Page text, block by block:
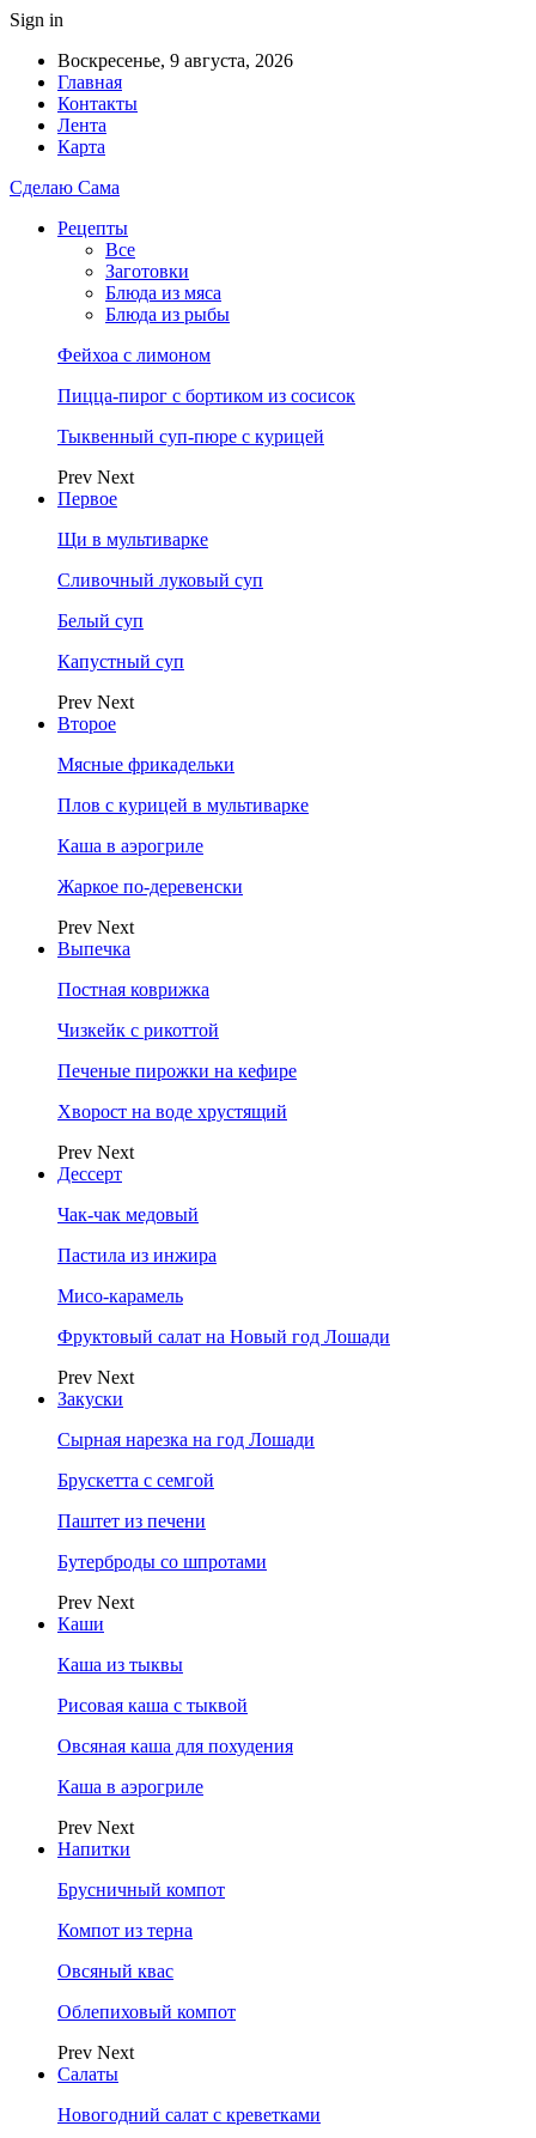
Sign in
Воскресенье, 9 августа, 2026
Главная
Контакты
Лента
Карта
Сделаю Сама
Рецепты
Все
Заготовки
Блюда из мяса
Блюда из рыбы
Фейхоа с лимоном
Пицца-пирог с бортиком из сосисок
Тыквенный суп-пюре с курицей
Prev Next
Первое
Щи в мультиварке
Сливочный луковый суп
Белый суп
Капустный суп
Prev Next
Второе
Мясные фрикадельки
Плов с курицей в мультиварке
Каша в аэрогриле
Жаркое по-деревенски
Prev Next
Выпечка
Постная коврижка
Чизкейк с рикоттой
Печеные пирожки на кефире
Хворост на воде хрустящий
Prev Next
Дессерт
Чак-чак медовый
Пастила из инжира
Мисо-карамель
Фруктовый салат на Новый год Лошади
Prev Next
Закуски
Сырная нарезка на год Лошади
Брускетта с семгой
Паштет из печени
Бутерброды со шпротами
Prev Next
Каши
Каша из тыквы
Рисовая каша с тыквой
Овсяная каша для похудения
Каша в аэрогриле
Prev Next
Напитки
Брусничный компот
Компот из терна
Овсяный квас
Облепиховый компот
Prev Next
Салаты
Новогодний салат с креветками